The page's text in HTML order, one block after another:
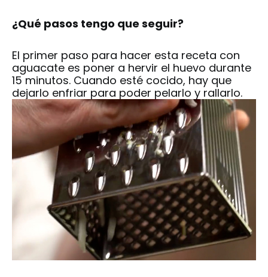
¿Qué pasos tengo que seguir?
El primer paso para hacer esta receta con
aguacate es poner a hervir el huevo durante
15 minutos. Cuando esté cocido, hay que
dejarlo enfriar para poder pelarlo y rallarlo.